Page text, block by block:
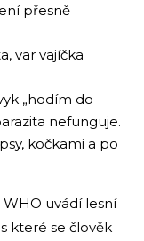
přesně
var vajíčka
„hodím do
nefunguje.
kočkami a po
uvádí lesní
které se člověk